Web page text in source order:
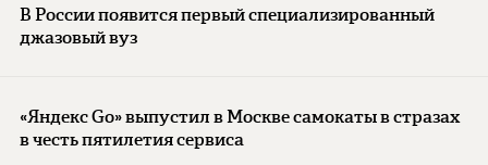
В России появится первый специализированный
джазовый вуз
«Яндекс Go» выпустил в Москве самокаты в стразах
в честь пятилетия сервиса